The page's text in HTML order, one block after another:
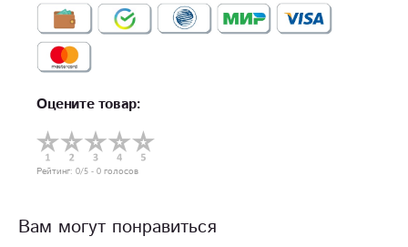
Оцените товар:
Рейтинг: 0/5 - 0 голосов
Вам могут понравиться